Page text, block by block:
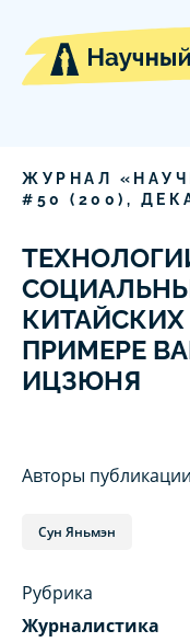
ЖУРНАЛ
# 50 ( 200 ),
ПРИМЕРЕ
ИЦЗЮНЯ
Авторы публикации
Сун Яньмэн
Рубрика
Журналистика